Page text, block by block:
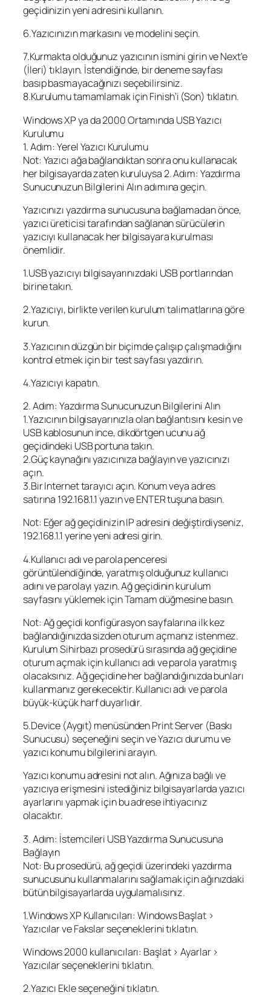
geçidinizin yeni adresini kullanın.
6.Yazıcınızın markasını ve modelini seçin.
7.Kurmakta olduğunuz yazıcının ismini girin ve Next’e
(İleri) tıklayın. İstendiğinde, bir deneme sayfası
basıp basmayacağınızı seçebilirsiniz.
8.Kurulumu tamamlamak için Finish’i (Son) tıklatın.
Windows XP ya da 2000 Ortamında USB Yazıcı
Kurulumu
1. Adım: Yerel Yazıcı Kurulumu
Not: Yazıcı ağa bağlandıktan sonra onu kullanacak
her bilgisayarda zaten kuruluysa 2. Adım: Yazdırma
Sunucunuzun Bilgilerini Alın adımına geçin.
Yazıcınızı yazdırma sunucusuna bağlamadan önce,
yazıcı üreticisi tarafından sağlanan sürücülerin
yazıcıyı kullanacak her bilgisayara kurulması
önemlidir.
1.USB yazıcıyı bilgisayarınızdaki USB portlarından
birine takın.
2.Yazıcıyı, birlikte verilen kurulum talimatlarına göre
kurun.
3.Yazıcının düzgün bir biçimde çalışıp çalışmadığını
kontrol etmek için bir test sayfası yazdırın.
4.Yazıcıyı kapatın.
2. Adım: Yazdırma Sunucunuzun Bilgilerini Alın
1.Yazıcının bilgisayarınızla olan bağlantısını kesin ve
USB kablosunun ince, dikdörtgen ucunu ağ
geçidindeki USB portuna takın.
2.Güç kaynağını yazıcınıza bağlayın ve yazıcınızı
açın.
3.Bir Internet tarayıcı açın. Konum veya adres
satırına 192.168.1.1 yazın ve ENTER tuşuna basın.
Not: Eğer ağ geçidinizin IP adresini değiştirdiyseniz,
192.168.1.1 yerine yeni adresi girin.
4.Kullanıcı adı ve parola penceresi
görüntülendiğinde, yaratmış olduğunuz kullanıcı
adını ve parolayı yazın. Ağ geçidinin kurulum
sayfasını yüklemek için Tamam düğmesine basın.
Not: Ağ geçidi konfigürasyon sayfalarına ilk kez
bağlandığınızda sizden oturum açmanız istenmez.
Kurulum Sihirbazı prosedürü sırasında ağ geçidine
oturum açmak için kullanıcı adı ve parola yaratmış
olacaksınız. Ağ geçidine her bağlandığınızda bunları
kullanmanız gerekecektir. Kullanıcı adı ve parola
büyük-küçük harf duyarlıdır.
5.Device (Aygıt) menüsünden Print Server (Baskı
Sunucusu) seçeneğini seçin ve Yazıcı durumu ve
yazıcı konumu bilgilerini arayın.
Yazıcı konumu adresini not alın. Ağınıza bağlı ve
yazıcıya erişmesini istediğiniz bilgisayarlarda yazıcı
ayarlarını yapmak için bu adrese ihtiyacınız
olacaktır.
3. Adım: İstemcileri USB Yazdırma Sunucusuna
Bağlayın
Not: Bu prosedürü, ağ geçidi üzerindeki yazdırma
sunucusunu kullanmalarını sağlamak için ağınızdaki
bütün bilgisayarlarda uygulamalısınız.
1.Windows XP Kullanıcıları: Windows Başlat >
Yazıcılar ve Fakslar seçeneklerini tıklatın.
Windows 2000 kullanıcıları: Başlat > Ayarlar >
Yazıcılar seçeneklerini tıklatın.
2.Yazıcı Ekle seçeneğini tıklatın.